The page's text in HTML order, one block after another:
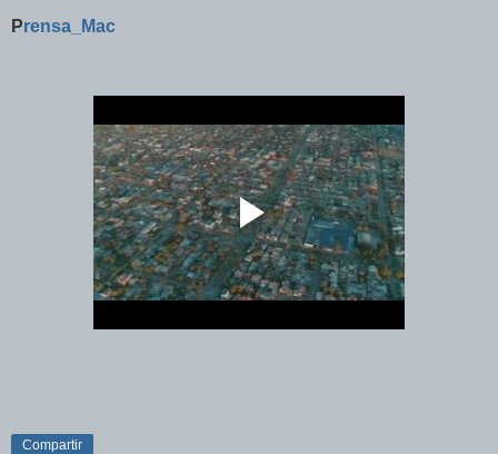
Prensa_Mac
Compartir